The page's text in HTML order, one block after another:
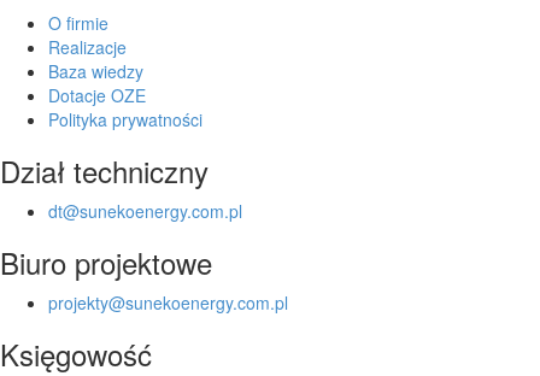
O firmie
Realizacje
Baza wiedzy
Dotacje OZE
Polityka prywatności
Dział techniczny
dt@sunekoenergy.com.pl
Biuro projektowe
projekty@sunekoenergy.com.pl
Księgowość